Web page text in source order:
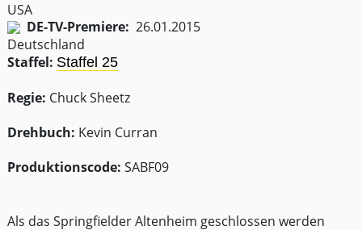
DE-TV-Premiere: 26.01.2015
Staffel: Staffel 25
Regie: Chuck Sheetz
Drehbuch: Kevin Curran
Produktionscode: SABF09
Als das Springfielder Altenheim geschlossen werden